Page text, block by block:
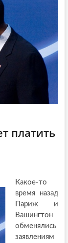
платить
Какое-то
время назад
Париж и
Вашингтон
обменялись
заявлениям